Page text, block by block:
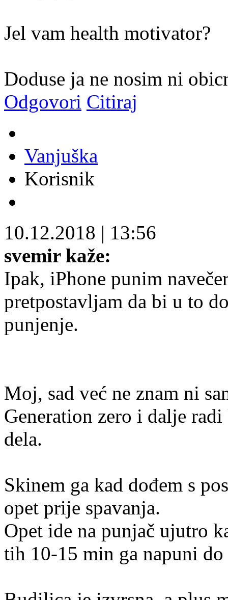
Jel vam health motivator?
Doduse ja ne nosim ni
Odgovori Citiraj
Vanjuška
Korisnik
10.12.2018 | 13:56
svemir kaže:
Ipak, iPhone punim
pretpostavljam da bi u to
punjenje.
Moj, sad već ne znam ni
Generation zero i dalje
dela.
Skinem ga kad dođem s
opet prije spavanja.
Opet ide na punjač ujutro
tih 10-15 min ga napuni